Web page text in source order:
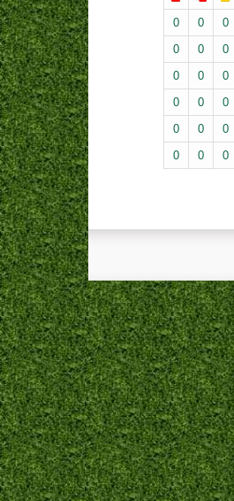
0
0
0
0
0
0
0
0
0
0
0
0
0
0
0
0
0
0